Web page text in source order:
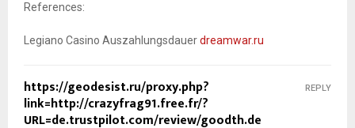
References:
Legiano Casino Auszahlungsdauerdreamwar.ru
https://geodesist.ru/proxy.php?
link=http://crazyfrag91.free.fr/?
URL=de.trustpilot.com/review/goodth.de
REPLY